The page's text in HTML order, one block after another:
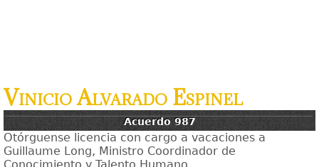
Vinicio Alvarado Espinel
Acuerdo 987
Otórguense licencia con cargo a vacaciones a
Guillaume Long, Ministro Coordinador de